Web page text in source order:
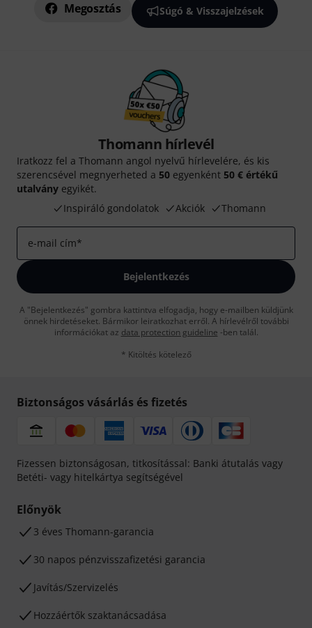
Megosztás Súgó & Visszajelzések
Thomann hírlevél
Iratkozz fel a Thomann angol nyelvű hírlevelére, és kis
szerencsével megnyerheted a 50 egyenként 50 € értékű
utalvány egyikét.
Inspiráló gondolatok
Akciók Thomann
e-mail cím*
Bejelentkezés
A "Bejelentkezés" gombra kattintva elfogadja, hogy e-mailben küldjünk
önnek hirdetéseket. Bármikor leiratkozhat erről. A hírlevélről további
információkat az data protection guideline -ben talál.
* Kitöltés kötelező
Biztonságos vásárlás és fizetés
Fizessen biztonságosan, titkosítással: Banki átutalás vagy
Betéti- vagy hitelkártya segítségével
Előnyök
3 éves Thomann-garancia
30 napos pénzvisszafizetési garancia
Javítás/Szervizelés
Hozzáértők szaktanácsadása